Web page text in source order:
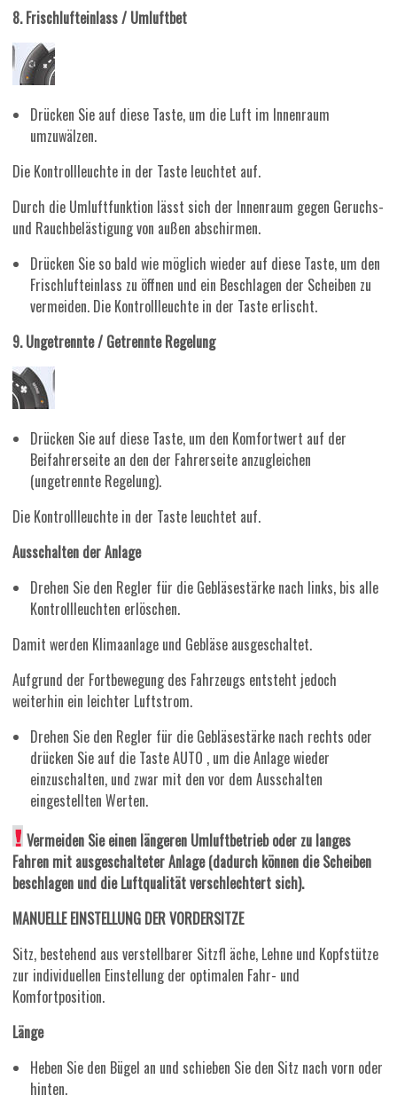
8. Frischlufteinlass / Umluftbet
Drücken Sie auf diese Taste, um die Luft im Innenraum
umzuwälzen.
Die Kontrollleuchte in der Taste leuchtet auf.
Durch die Umluftfunktion lässt sich der Innenraum gegen Geruchs-
und Rauchbelästigung von außen abschirmen.
Drücken Sie so bald wie möglich wieder auf diese Taste, um den
Frischlufteinlass zu öffnen und ein Beschlagen der Scheiben zu
vermeiden. Die Kontrollleuchte in der Taste erlischt.
9. Ungetrennte / Getrennte Regelung
Drücken Sie auf diese Taste, um den Komfortwert auf der
Beifahrerseite an den der Fahrerseite anzugleichen
(ungetrennte Regelung).
Die Kontrollleuchte in der Taste leuchtet auf.
Ausschalten der Anlage
Drehen Sie den Regler für die Gebläsestärke nach links, bis alle
Kontrollleuchten erlöschen.
Damit werden Klimaanlage und Gebläse ausgeschaltet.
Aufgrund der Fortbewegung des Fahrzeugs entsteht jedoch
weiterhin ein leichter Luftstrom.
Drehen Sie den Regler für die Gebläsestärke nach rechts oder
drücken Sie auf die Taste AUTO , um die Anlage wieder
einzuschalten, und zwar mit den vor dem Ausschalten
eingestellten Werten.
Vermeiden Sie einen längeren Umluftbetrieb oder zu langes
Fahren mit ausgeschalteter Anlage (dadurch können die Scheiben
beschlagen und die Luftqualität verschlechtert sich).
MANUELLE EINSTELLUNG DER VORDERSITZE
Sitz, bestehend aus verstellbarer Sitzfl äche, Lehne und Kopfstütze
zur individuellen Einstellung der optimalen Fahr- und
Komfortposition.
Länge
Heben Sie den Bügel an und schieben Sie den Sitz nach vorn oder
hinten.